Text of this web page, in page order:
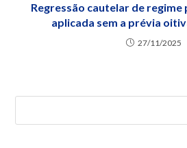
Regressão cautelar de
aplicada sem a prévia
27/11/2025